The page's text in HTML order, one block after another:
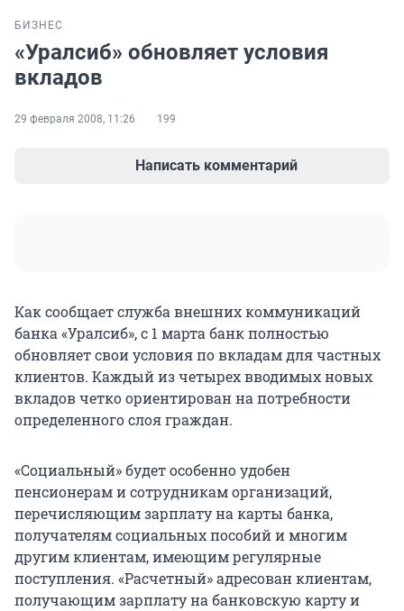
БИЗНЕС
«Уралсиб» обновляет условия
вкладов
29 февраля 2008, 11:26 199
Написать комментарий
Как сообщает служба внешних коммуникаций
банка «Уралсиб», с 1 марта банк полностью
обновляет свои условия по вкладам для частных
клиентов. Каждый из четырех вводимых новых
вкладов четко ориентирован на потребности
определенного слоя граждан.
«Социальный» будет особенно удобен
пенсионерам и сотрудникам организаций,
перечисляющим зарплату на карты банка,
получателям социальных пособий и многим
другим клиентам, имеющим регулярные
поступления. «Расчетный» адресован клиентам,
получающим зарплату на банковскую карту и